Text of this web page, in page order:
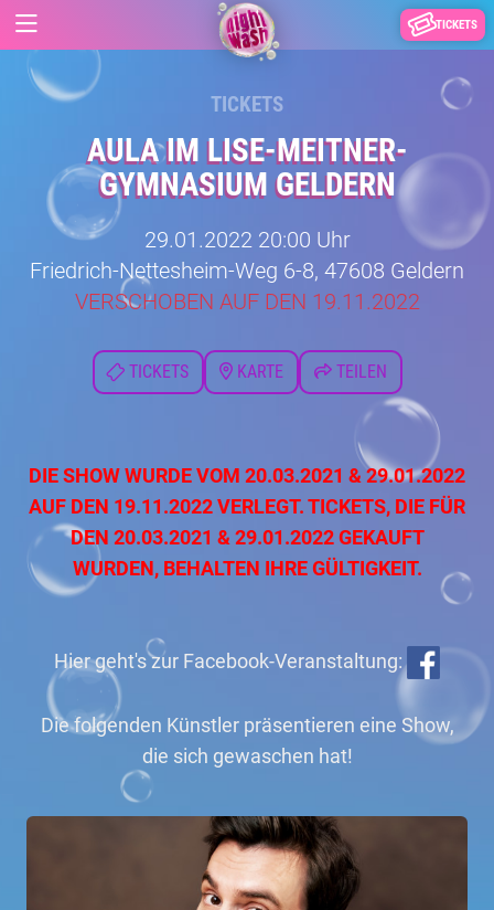
TICKETS
TICKETS
AULA IM LISE-MEITNER-
GYMNASIUM GELDERN
29.01.2022 20:00 Uhr
Friedrich-Nettesheim-Weg 6-8, 47608 Geldern
VERSCHOBEN AUF DEN 19.11.2022
TICKETS KARTE TEILEN
DIE SHOW WURDE VOM 20.03.2021 & 29.01.2022
AUF DEN 19.11.2022 VERLEGT. TICKETS, DIE FÜR
DEN 20.03.2021 & 29.01.2022 GEKAUFT
WURDEN, BEHALTEN IHRE GÜLTIGKEIT.
Hier geht's zur Facebook-Veranstaltung:
Die folgenden Künstler präsentieren eine Show,
die sich gewaschen hat!